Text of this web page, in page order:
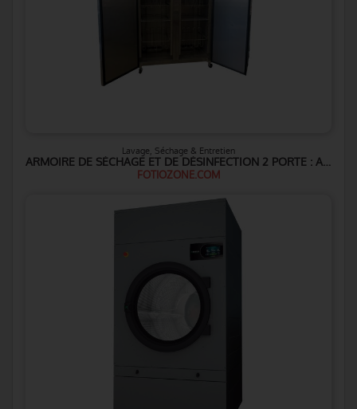
Lavage, Séchage & Entretien
ARMOIRE DE SÉCHAGE ET DE DÉSINFECTION 2 PORTE : ADS2P
FOTIOZONE.COM